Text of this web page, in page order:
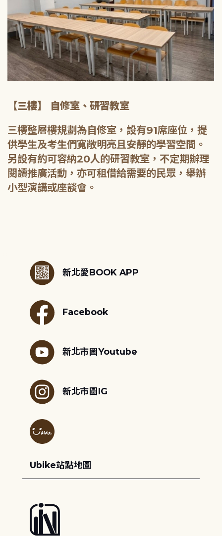
【三樓】 自修室、研習教室
三樓整層樓規劃為自修室，設有91席座位，提
供學生及考生們寬敞明亮且安靜的學習空間。
另設有約可容納20人的研習教室，不定期辦理
閱讀推廣活動，亦可租借給需要的民眾，舉辦
小型演講或座談會。
新北愛BOOK APP
Facebook
新北市圖Youtube
新北市圖IG
Ubike站點地圖